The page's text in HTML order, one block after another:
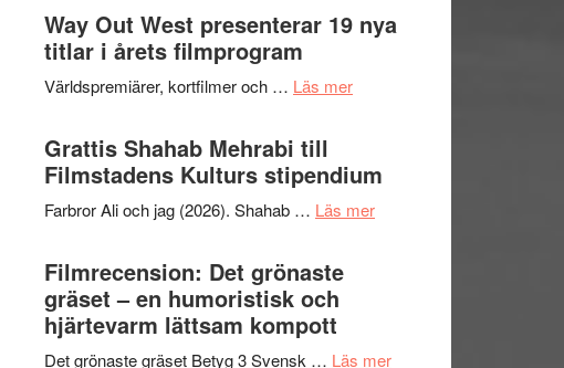
Way Out West presenterar 19 nya
titlar i årets filmprogram
Världspremiärer, kortfilmer och … Läs merom
presenterar
19
Grattis Shahab Mehrabi till
Filmstadens Kulturs stipendium
Farbror Ali och jag (2026). Shahab … Läs merom
Filmrecension: Det grönaste
gräset – en humoristisk och
hjärtevarm lättsam kompott
Det grönaste gräset Betyg 3 Svensk … Läs merom